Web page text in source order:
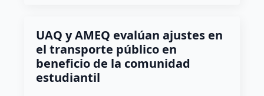
UAQ y AMEQ evalúan ajustes en
el transporte público en
beneficio de la comunidad
estudiantil